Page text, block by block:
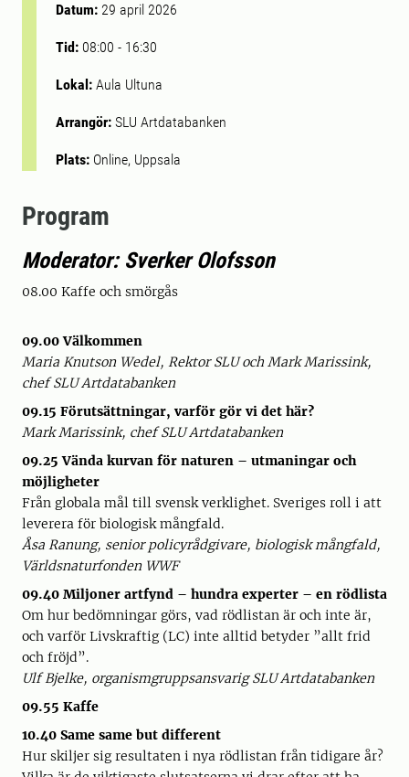
Datum: 29 april 2026
Tid: 08:00 - 16:30
Lokal: Aula Ultuna
Arrangör: SLU Artdatabanken
Plats: Online, Uppsala
Program
Moderator: Sverker Olofsson
08.00 Kaffe och smörgås
09.00 Välkommen
Maria Knutson Wedel, Rektor SLU och Mark Marissink,
chef SLU Artdatabanken
09.15 Förutsättningar, varför gör vi det här?
Mark Marissink, chef SLU Artdatabanken
09.25 Vända kurvan för naturen – utmaningar och
möjligheter
Från globala mål till svensk verklighet. Sveriges roll i att
leverera för biologisk mångfald.
Åsa Ranung, senior policyrådgivare, biologisk mångfald,
Världsnaturfonden WWF
09.40 Miljoner artfynd – hundra experter – en rödlista
Om hur bedömningar görs, vad rödlistan är och inte är,
och varför Livskraftig (LC) inte alltid betyder ”allt frid
och fröjd”.
Ulf Bjelke, organismgruppsansvarig SLU Artdatabanken
09.55 Kaffe
10.40 Same same but different
Hur skiljer sig resultaten i nya rödlistan från tidigare år?